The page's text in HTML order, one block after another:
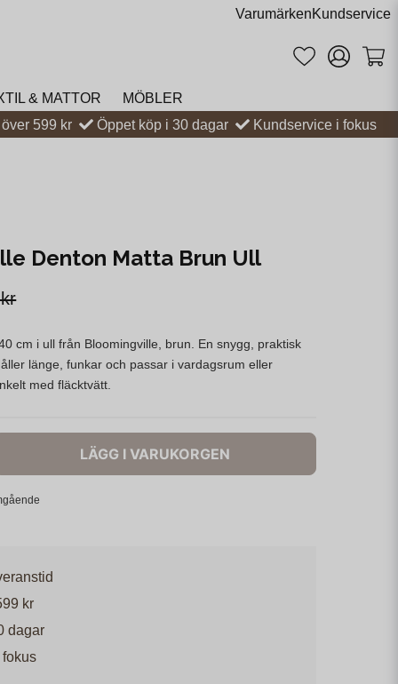
VarumärkenKundservice
& MATTOR
MÖBLER
599 kr
Öppet köp i 30 dagar Kundservice i fokus
Denton Matta Brun Ull
cm i ull från Bloomingville, brun. En snygg, praktisk
länge, funkar och passar i vardagsrum eller
med fläcktvätt.
LÄGG I VARUKORGEN
kr
dagar